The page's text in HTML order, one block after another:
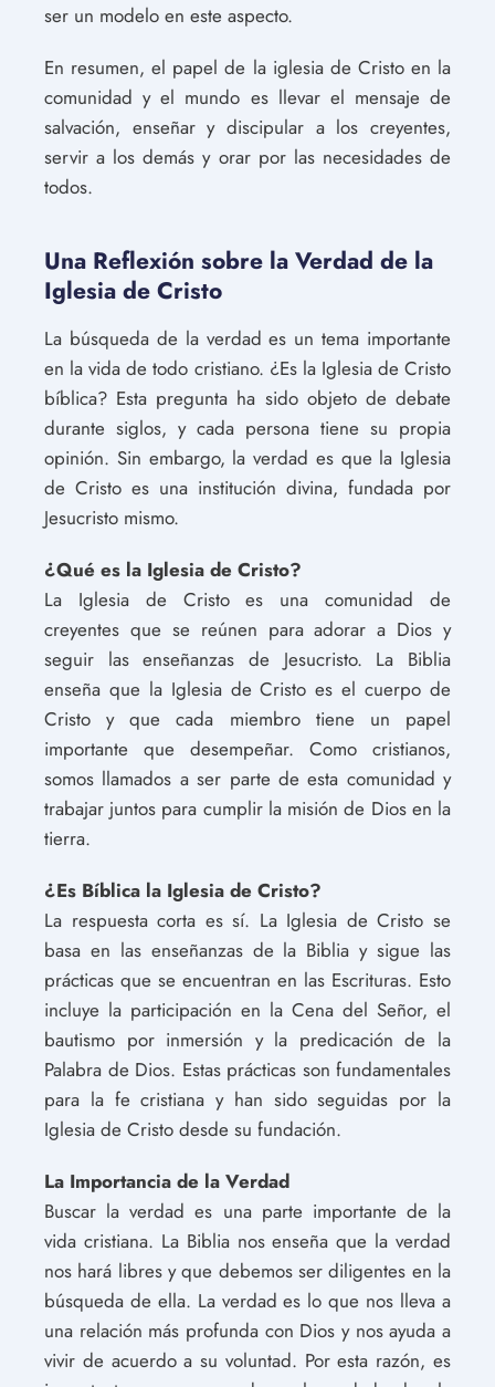
ser un modelo en este aspecto.
En resumen, el papel de la iglesia de Cristo en la
comunidad y el mundo es llevar el mensaje de
salvación, enseñar y discipular a los creyentes,
servir a los demás y orar por las necesidades de
todos.
Una Reflexión sobre la Verdad de la
Iglesia de Cristo
La búsqueda de la verdad es un tema importante
en la vida de todo cristiano. ¿Es la Iglesia de Cristo
bíblica? Esta pregunta ha sido objeto de debate
durante siglos, y cada persona tiene su propia
opinión. Sin embargo, la verdad es que la Iglesia
de Cristo es una institución divina, fundada por
Jesucristo mismo.
¿Qué es la Iglesia de Cristo?
La Iglesia de Cristo es una comunidad de
creyentes que se reúnen para adorar a Dios y
seguir las enseñanzas de Jesucristo. La Biblia
enseña que la Iglesia de Cristo es el cuerpo de
Cristo y que cada miembro tiene un papel
importante que desempeñar. Como cristianos,
somos llamados a ser parte de esta comunidad y
trabajar juntos para cumplir la misión de Dios en la
tierra.
¿Es Bíblica la Iglesia de Cristo?
La respuesta corta es sí. La Iglesia de Cristo se
basa en las enseñanzas de la Biblia y sigue las
prácticas que se encuentran en las Escrituras. Esto
incluye la participación en la Cena del Señor, el
bautismo por inmersión y la predicación de la
Palabra de Dios. Estas prácticas son fundamentales
para la fe cristiana y han sido seguidas por la
Iglesia de Cristo desde su fundación.
La Importancia de la Verdad
Buscar la verdad es una parte importante de la
vida cristiana. La Biblia nos enseña que la verdad
nos hará libres y que debemos ser diligentes en la
búsqueda de ella. La verdad es lo que nos lleva a
una relación más profunda con Dios y nos ayuda a
vivir de acuerdo a su voluntad. Por esta razón, es